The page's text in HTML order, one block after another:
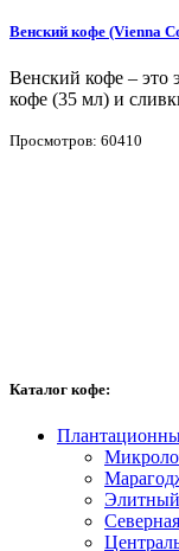
Венский кофе (Vienna
Венский кофе – это
кофе (35 мл) и
Просмотров: 60410
Каталог кофе: